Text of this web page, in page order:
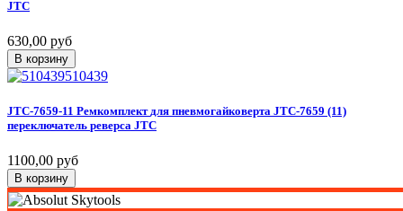
JTC
630,00 руб
В корзину
510439
JTC-7659-11 Ремкомплект для пневмогайковерта JTC-7659 (11)
переключатель реверса JTC
1100,00 руб
В корзину